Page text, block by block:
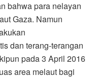
bahwa para nelayan
Gaza. Namun
dan terang-terangan
pada 3 April 2016
area melaut bagi